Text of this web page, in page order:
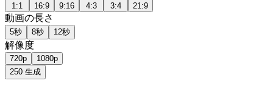
1:1 16:9 9:16 4:3 3:4 21:9
動画の長さ
5秒 8秒 12秒
解像度
720p
1080p
250 生成